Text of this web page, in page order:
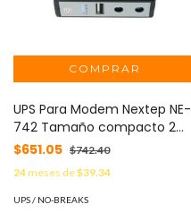
UPS Para Modem Nextep NE-
742 Tamaño compacto 2
salidas 9Vcc/12Vcc 1 salida
2 - 600 mAh x 4
$651.05 $742.40
24meses de$39.34
UPS / NO-BREAKS